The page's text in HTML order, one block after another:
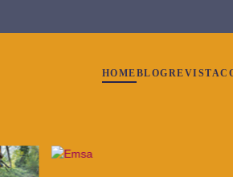
HOMEBLOGREVISTA